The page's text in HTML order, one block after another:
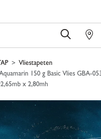
Vliestapeten
150 g Basic Vlies GBA-
x 2,80mh